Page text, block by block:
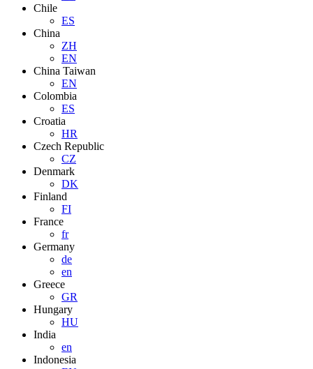
Chile
ES
China
ZH
EN
China Taiwan
EN
Colombia
ES
Croatia
HR
Czech Republic
CZ
Denmark
DK
Finland
FI
France
fr
Germany
de
en
Greece
GR
Hungary
HU
India
en
Indonesia